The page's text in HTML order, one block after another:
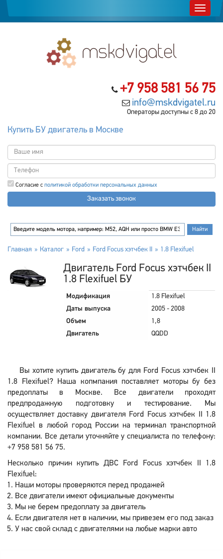
+7 958 581 56 75
info@mskdvigatel.ru
Операторы доступны с 8 до 20
Купить БУ двигатель в Москве
Согласие с политикой обработки персональных данных
Заказать звонок
Главная Каталог Ford Ford Focus хэтчбек II 1.8 Flexifuel
Двигатель Ford Focus хэтчбек II
1.8 Flexifuel БУ
Модификация
1.8 Flexifuel
Даты выпуска
2005 - 2008
Объем
1,8
Двигатель
QQDD
Вы хотите купить двигатель бу для Ford Focus хэтчбек II
1.8 Flexifuel? Наша копмпания поставляет моторы бу без
предоплаты в Москве. Все двигатели проходят
предпродажную подготовку и тестирование. Мы
осуществляет доставку двигателя Ford Focus хэтчбек II 1.8
Flexifuel в любой город России на терминал транспортной
компании. Все детали уточняйте у специалиста по телефону:
+7 958 581 56 75.
Несколько причин купить ДВС Ford Focus хэтчбек II 1.8
Flexifuel:
Наши моторы проверяются перед продажей
Все двигатели имеют официальные документы
Мы не берем предоплату за двигатель
Если двигателя нет в наличии, мы привезем его под заказ
У нас свой склад с двигателями на любые марки авто